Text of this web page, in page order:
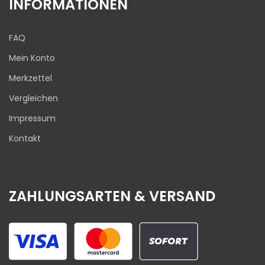
INFORMATIONEN
FAQ
Mein Konto
Merkzettel
Vergleichen
Impressum
Kontakt
ZAHLUNGSARTEN & VERSAND